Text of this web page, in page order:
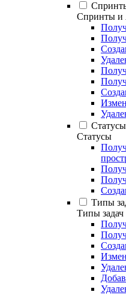
Спринты и
Статусы
Статусы
Типы
Типы задач